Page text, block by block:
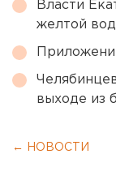
Власти
желтой
выходе из
← НОВОСТИ